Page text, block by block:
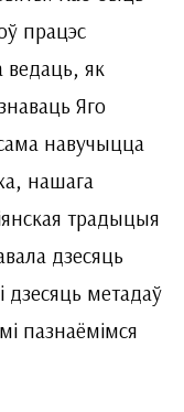
працэс
ведаць, як
Яго
навучыцца
нашага
традыцыя
дзесяць
дзесяць метадаў
пазнаёмімся